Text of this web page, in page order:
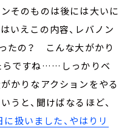
そのものは後には大いに
いえこの内容、レバノン
たの？ こんな大がかり
らですね……しっかりベ
かりなアクションをやる
うと、聞けばなるほど、
扱いました、やはりリ